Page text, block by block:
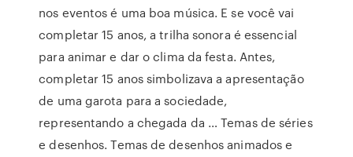
nos eventos é uma boa música. E se você vai
completar 15 anos, a trilha sonora é essencial
para animar e dar o clima da festa. Antes,
completar 15 anos simbolizava a apresentação
de uma garota para a sociedade,
representando a chegada da … Temas de séries
e desenhos. Temas de desenhos animados e